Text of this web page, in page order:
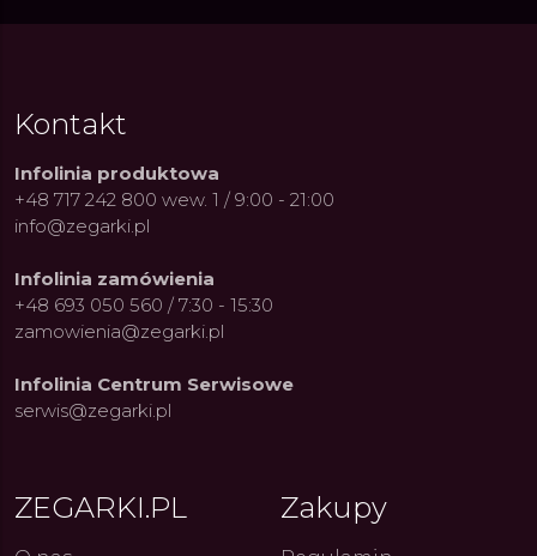
i Dostępny Luksus z
kolarskich pasji do ikonicznych
kolekcji zegarków
Kontakt
Infolinia produktowa
+48 717 242 800 wew. 1 / 9:00 - 21:00
info@zegarki.pl
Infolinia zamówienia
+48 693 050 560 / 7:30 - 15:30
zamowienia@zegarki.pl
Infolinia Centrum Serwisowe
serwis@zegarki.pl
ZEGARKI.PL Zakupy